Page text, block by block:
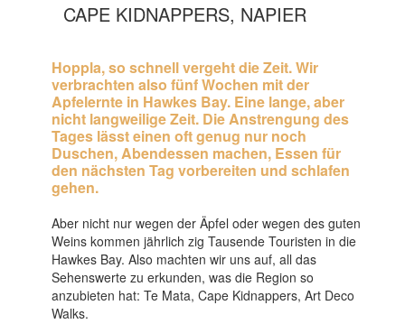
CAPE KIDNAPPERS, NAPIER
Hoppla, so schnell vergeht die Zeit. Wir
verbrachten also fünf Wochen mit der
Apfelernte in Hawkes Bay. Eine lange, aber
nicht langweilige Zeit. Die Anstrengung des
Tages lässt einen oft genug nur noch
Duschen, Abendessen machen, Essen für
den nächsten Tag vorbereiten und schlafen
gehen.
Aber nicht nur wegen der Äpfel oder wegen des guten
Weins kommen jährlich zig Tausende Touristen in die
Hawkes Bay. Also machten wir uns auf, all das
Sehenswerte zu erkunden, was die Region so
anzubieten hat: Te Mata, Cape Kidnappers, Art Deco
Walks.